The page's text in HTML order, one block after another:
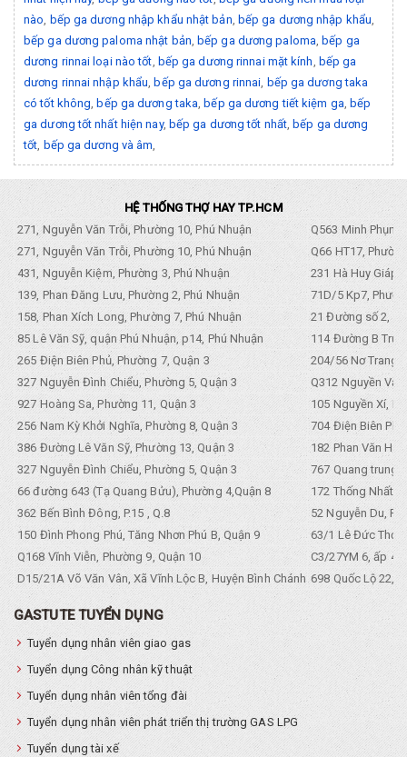
nào, bếp ga dương nhập khẩu nhật bản, bếp ga dương nhập khẩu,
bếp ga dương paloma nhật bản, bếp ga dương paloma, bếp ga
dương rinnai loại nào tốt, bếp ga dương rinnai mặt kính, bếp ga
dương rinnai nhập khẩu, bếp ga dương rinnai, bếp ga dương taka
có tốt không, bếp ga dương taka, bếp ga dương tiết kiệm ga, bếp
ga dương tốt nhất hiện nay, bếp ga dương tốt nhất, bếp ga dương
tốt, bếp ga dương và âm,
HỆ THỐNG THỢ HAY TP.HCM
271, Nguyễn Văn Trỗi, Phường 10, Phú Nhuận
Q563 Minh
271, Nguyễn Văn Trỗi, Phường 10, Phú Nhuận
Q66 HT17,
431, Nguyễn Kiệm, Phường 3, Phú Nhuận
231 Hà Huy Giáp,
139, Phan Đăng Lưu, Phường 2, Phú Nhuận
71D/5 Kp7,
158, Phan Xích Long, Phường 7, Phú Nhuận
21 Đường số 2,
85 Lê Văn Sỹ, quận Phú Nhuận, p14, Phú Nhuận
114 Đường B
265 Điện Biên Phủ, Phường 7, Quận 3
204/56 Nơ Trang
327 Nguyễn Đình Chiểu, Phường 5, Quận 3
Q312 Nguyền
927 Hoàng Sa, Phường 11, Quận 3
105 Nguyền Xí,
256 Nam Kỳ Khởi Nghĩa, Phường 8, Quận 3
704 Điện Biên
386 Đường Lê Văn Sỹ, Phường 13, Quận 3
182 Phan Văn
327 Nguyễn Đình Chiểu, Phường 5, Quận 3
767 Quang trung,
66 đường 643 (Tạ Quang Bửu), Phường 4,Quận 8
172 Thống Nhất.
362 Bến Bình Đông, P.15 , Q.8
52 Nguyễn Du,
150 Đình Phong Phú, Tăng Nhơn Phú B, Quận 9
63/1 Lê Đức Thọ,
Q168 Vĩnh Viễn, Phường 9, Quận 10
C3/27YM 6, ấp 4,
D15/21A Võ Văn Vân, Xã Vĩnh Lộc B, Huyện Bình Chánh 698 Quốc Lộ 22,
GASTUTE TUYỂN DỤNG
Tuyển dụng nhân viên giao gas
Tuyển dụng Công nhân kỹ thuật
Tuyển dụng nhân viên tổng đài
Tuyển dụng nhân viên phát triển thị trường GAS LPG
Tuyển dụng tài xế